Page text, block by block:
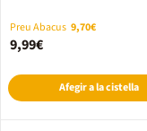
Preu Abacus 9,70€
9,99€
Afegir a la cistella